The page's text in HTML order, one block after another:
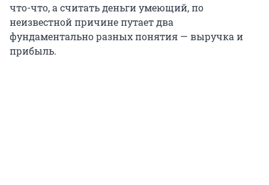
что-что, а считать деньги умеющий, по
неизвестной причине путает два
фундаментально разных понятия — выручка и
прибыль.